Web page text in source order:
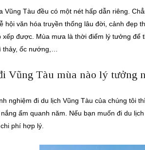
Vũng Tàu đều có một nét hấp dẫn riêng.
hội văn hóa truyền thống lâu đời, cảnh đẹp
xếp được. Mùa mưa là thời điểm lý tưởng
thảy, ốc nướng,…
Vũng Tàu mùa nào lý tưởng
nghiệm đi du lịch Vũng Tàu của chúng tôi
ấm quanh năm. Nếu bạn muốn đi du
phí hợp lý.